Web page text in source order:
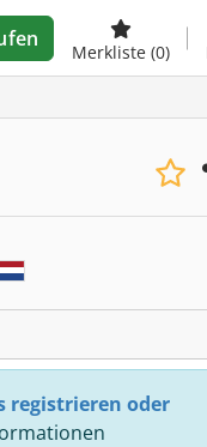
Merkliste (0)
registrieren oder